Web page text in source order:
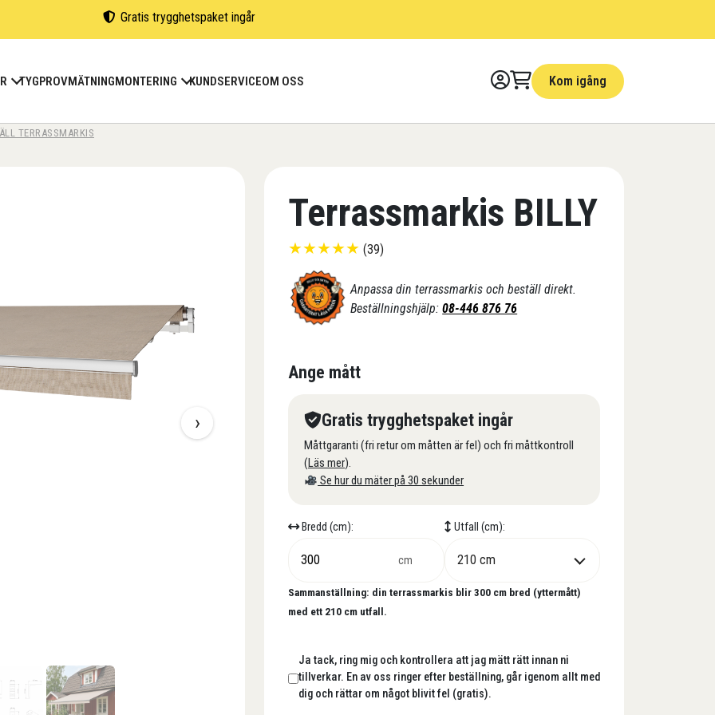
Gratis trygghetspaket ingår
TYGPROVMÄTNINGMONTERING KUNDSERVICEOM OSS Kom igång
TERRASSMARKIS
›
Terrassmarkis BILLY
★★★★★ (39)
Anpassa din terrassmarkis och beställ direkt.
Beställningshjälp: 08-446 876 76
Ange mått
Gratis trygghetspaket ingår
Måttgaranti (fri retur om måtten är fel) och fri måttkontroll
(Läs mer).
Se hur du mäter på 30 sekunder
Bredd (cm):
cm
Utfall (cm):
Sammanställning: din terrassmarkis blir 300 cm bred (yttermått)
med ett 210 cm utfall.
Ja tack, ring mig och kontrollera att jag mätt rätt innan ni
tillverkar. En av oss ringer efter beställning, går igenom allt med
dig och rättar om något blivit fel (gratis).